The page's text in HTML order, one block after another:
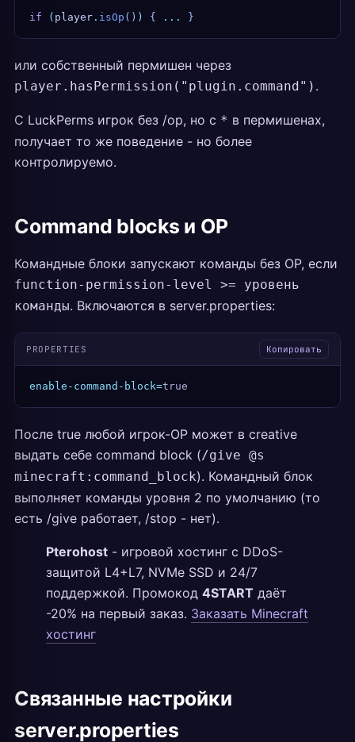
if ( player . isOp () ) { ... }
или собственный пермишен через
player.hasPermission("plugin.command") .
С LuckPerms игрок без /op, но с * в пермишенах,
получает то же поведение - но более
контролируемо.
Command blocks и OP
Командные блоки запускают команды без OP, если
function-permission-level >= уровень
команды. Включаются в server.properties:
PROPERTIES Копировать
enable-command-block=true
После true любой игрок-OP может в creative
выдать себе command block (/give @s
minecraft:command_block). Командный блок
выполняет команды уровня 2 по умолчанию (то
есть /give работает, /stop - нет).
Pterohost - игровой хостинг с DDoS-
защитой L4+L7, NVMe SSD и 24/7
поддержкой. Промокод 4START даёт
-20% на первый заказ. Заказать Minecraft
хостинг
Связанные настройки
server.properties